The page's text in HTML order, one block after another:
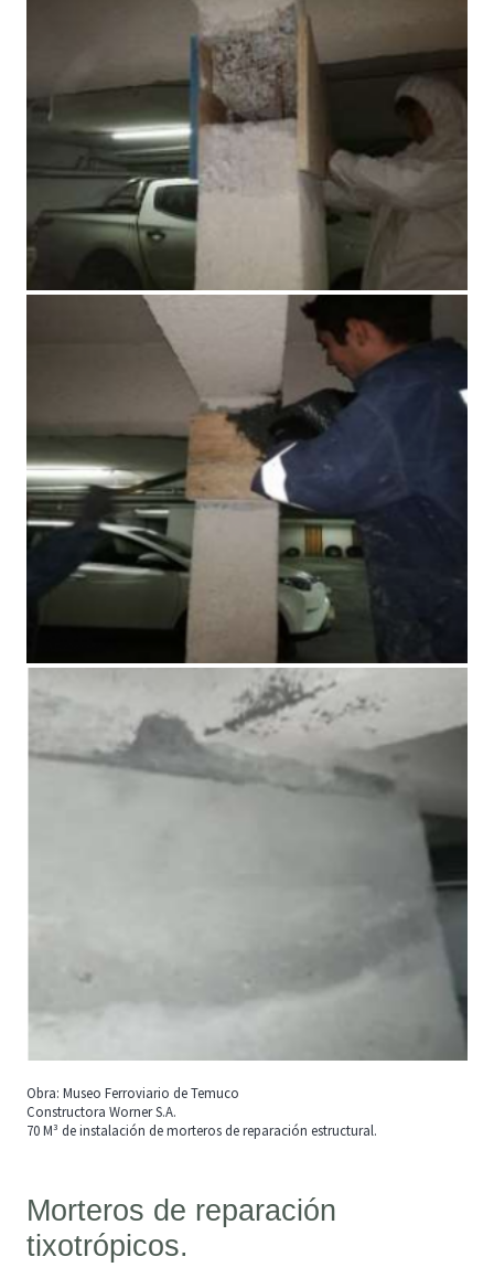
Obra: Museo Ferroviario de Temuco
Constructora Worner S.A.
70 M³ de instalación de morteros de reparación estructural.
Morteros de reparación
tixotrópicos.